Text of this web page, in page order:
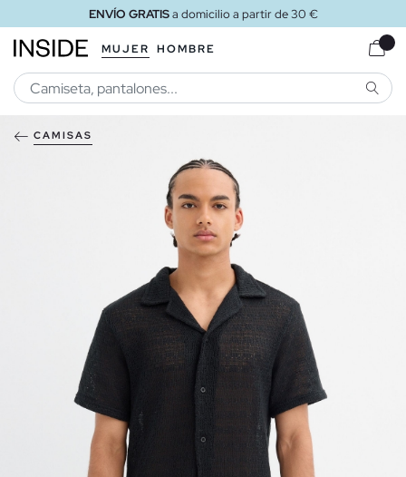
ENVÍO GRATISa domicilio a partir de 30 €
MUJER HOMBRE
CAMISAS